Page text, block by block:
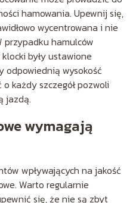
hamowania. Upewnij się,
wycentrowana i nie
przypadku hamulców
były ustawione
odpowiednią wysokość
każdy szczegół pozwoli
jazdą.
wymagają
wpływających na jakość
Warto regularnie
się, że nie są zbyt